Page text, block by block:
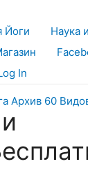
Йоги
Наука
In